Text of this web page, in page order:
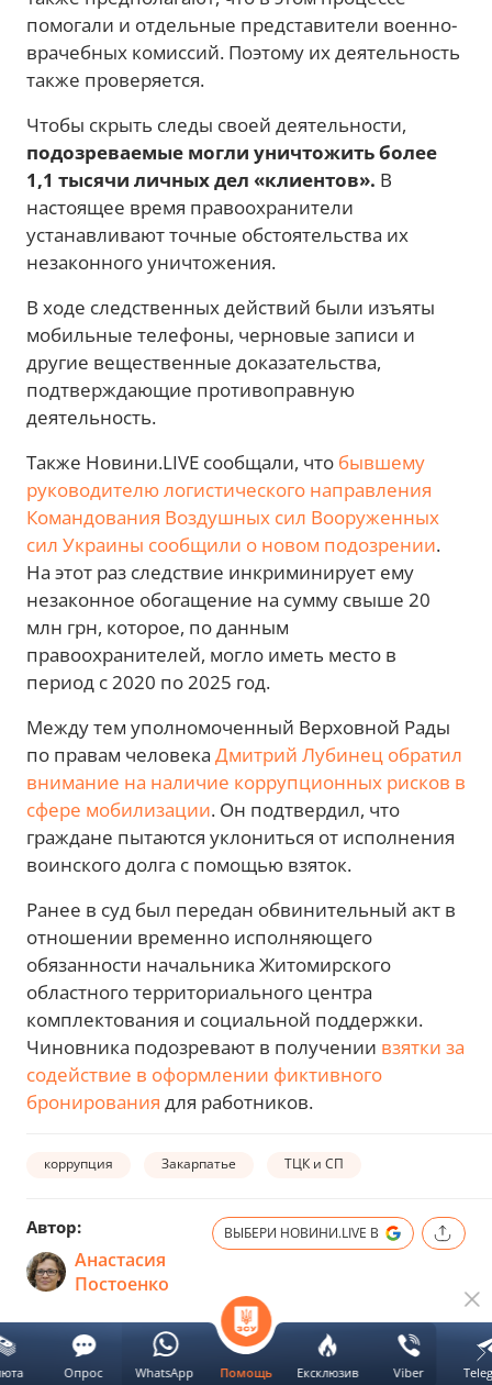
помогали и отдельные представители военно-
врачебных комиссий. Поэтому их деятельность
также проверяется.
Чтобы скрыть следы своей деятельности,
подозреваемые могли уничтожить более
1,1 тысячи личных дел «клиентов». В
настоящее время правоохранители
устанавливают точные обстоятельства их
незаконного уничтожения.
В ходе следственных действий были изъяты
мобильные телефоны, черновые записи и
другие вещественные доказательства,
подтверждающие противоправную
деятельность.
Также Новини.LIVE сообщали, что бывшему
руководителю логистического направления
Командования Воздушных сил Вооруженных
сил Украины сообщили о новом подозрении.
На этот раз следствие инкриминирует ему
незаконное обогащение на сумму свыше 20
млн грн, которое, по данным
правоохранителей, могло иметь место в
период с 2020 по 2025 год.
Между тем уполномоченный Верховной Рады
по правам человека Дмитрий Лубинец обратил
внимание на наличие коррупционных рисков в
сфере мобилизации. Он подтвердил, что
граждане пытаются уклониться от исполнения
воинского долга с помощью взяток.
Ранее в суд был передан обвинительный акт в
отношении временно исполняющего
обязанности начальника Житомирского
областного территориального центра
комплектования и социальной поддержки.
Чиновника подозревают в получении взятки за
содействие в оформлении фиктивного
бронирования для работников.
коррупция Закарпатье ТЦК и СП
Автор:
Анастасия
Постоенко
ВЫБЕРИ НОВИНИ.LIVE В
Следующая новость
Помощь Ексклюзив Viber
Опрос WhatsApp